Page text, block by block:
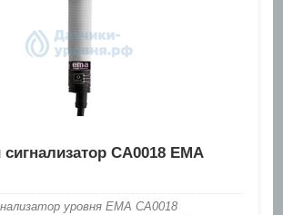
CA0018 EMA
уровня EMA CA0018